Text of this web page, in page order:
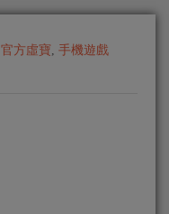
官方虛寶, 手機遊戲